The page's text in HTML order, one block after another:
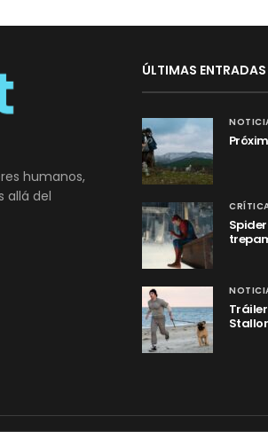
humanos,
allá del
ÚLTIMAS ENTRADAS